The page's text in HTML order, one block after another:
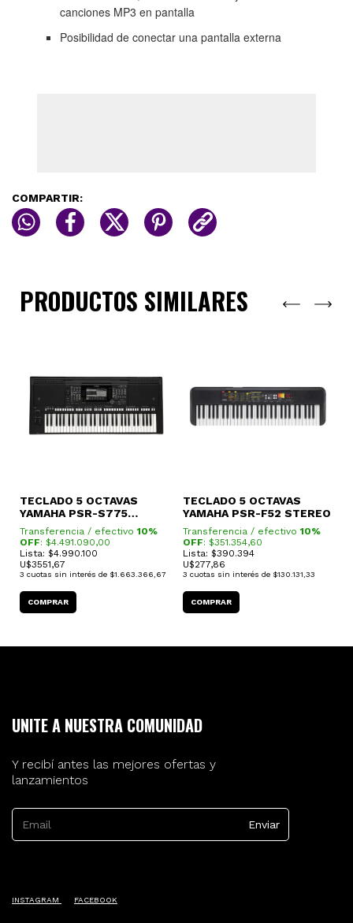
canciones MP3 en pantalla
Posibilidad de conectar una pantalla externa
COMPARTIR:
PRODUCTOS SIMILARES
TECLADO 5 OCTAVAS
YAMAHA PSR-S775
PROGRAMABLE
Transferencia / efectivo 10%
OFF: $4.491.090,00
Lista: $4.990.100
U$3551,67
3 cuotas sin interés de $1.663.366,67
TECLADO 5 OCTAVAS
YAMAHA PSR-F52 STEREO
Transferencia / efectivo 10%
OFF: $351.354,60
Lista: $390.394
U$277,86
3 cuotas sin interés de $130.131,33
UNITE A NUESTRA COMUNIDAD
Y recibí antes las mejores ofertas y
lanzamientos
INSTAGRAM FACEBOOK